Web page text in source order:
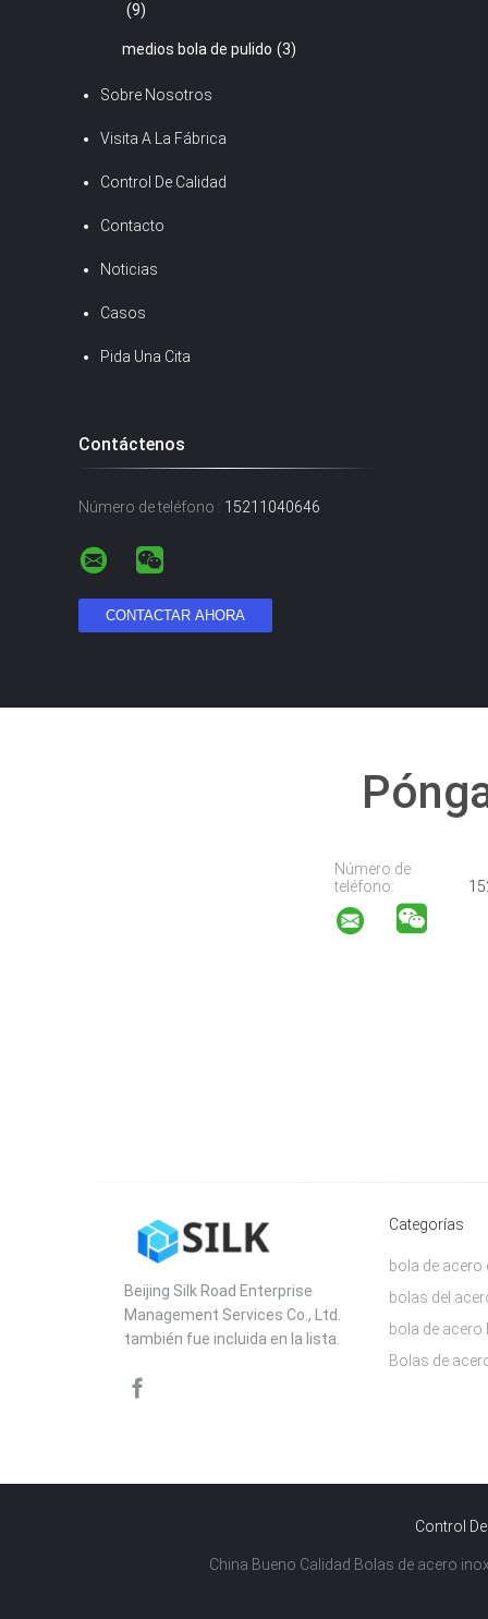
(9)
medios bola de pulido (3)
Sobre Nosotros
Visita A La Fábrica
Control De Calidad
Contacto
Noticias
Casos
Pida Una Cita
Contáctenos
Número de teléfono : 15211040646
Número de
teléfono:
Beijing Silk Road Enterprise
Management Services Co., Ltd.
también fue incluida en la lista.
Categorías
Bolas de
bola de
bolas del
bola de acero
Control
China Bueno Calidad Bolas de acero